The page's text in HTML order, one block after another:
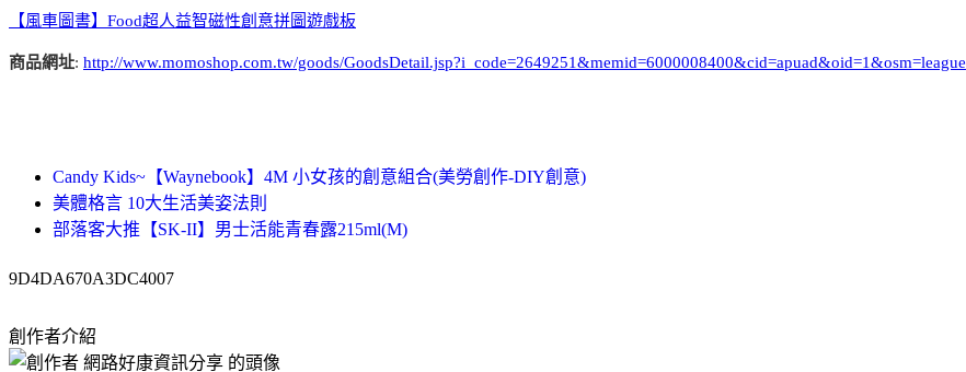
【風車圖書】Food超人益智磁性創意拼圖遊戲板
商品網址: http://www.momoshop.com.tw/goods/GoodsDetail.jsp?i_code=2649251&memid=6000008400&cid=apuad&oid=1&osm=league
Candy Kids~【Waynebook】4M 小女孩的創意組合(美勞創作-DIY創意)
美體格言 10大生活美姿法則
部落客大推【SK-II】男士活能青春露215ml(M)
9D4DA670A3DC4007
創作者介紹